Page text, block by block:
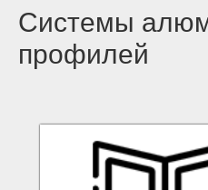
Системы
профилей